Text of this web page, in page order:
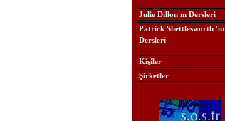
Julie Dillon'ın Dersleri
Patrick Shettlesworth 'ın
Dersleri
Kişiler
Şirketler